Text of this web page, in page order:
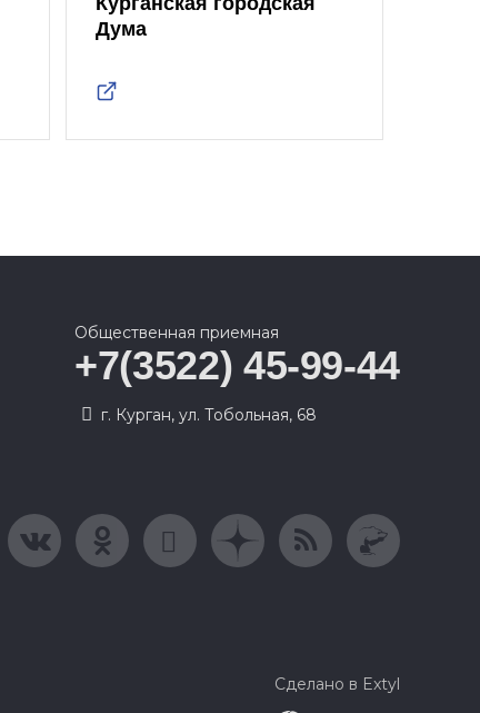
Дума
Общественная приемная
+7(3522) 45-99-44
г. Курган, ул. Тобольная, 68
Сделано в Extyl